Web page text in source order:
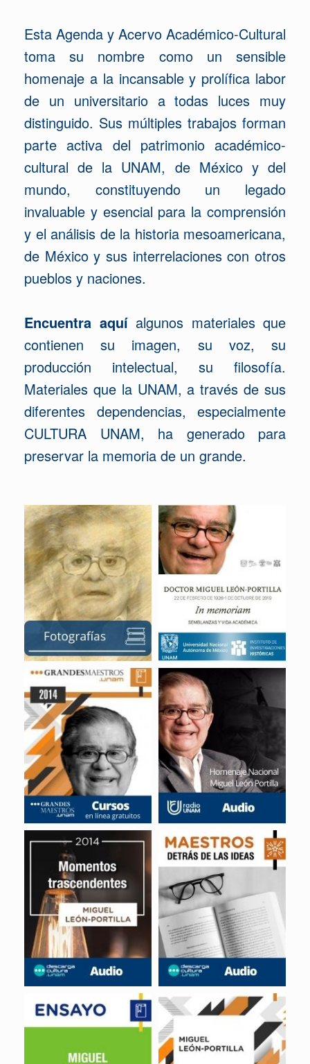
Esta Agenda y Acervo Académico-Cultural
toma su nombre como un sensible
homenaje a la incansable y prolífica labor
de un universitario a todas luces muy
distinguido. Sus múltiples trabajos forman
parte activa del patrimonio académico-
cultural de la UNAM, de México y del
mundo, constituyendo un legado
invaluable y esencial para la comprensión
y el análisis de la historia mesoamericana,
de México y sus interrelaciones con otros
pueblos y naciones.
Encuentra aquíalgunos materiales que
contienen su imagen, su voz, su
producción intelectual, su filosofía.
Materiales que la UNAM, a través de sus
diferentes dependencias, especialmente
CULTURA UNAM, ha generado para
preservar la memoria de un grande.